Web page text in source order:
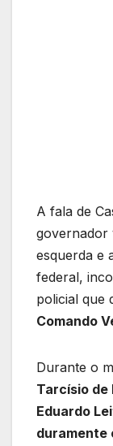
A fala de
governador
esquerda e
federal,
policial que
Comando
Durante o
Tarcísio de
Eduardo
duramente